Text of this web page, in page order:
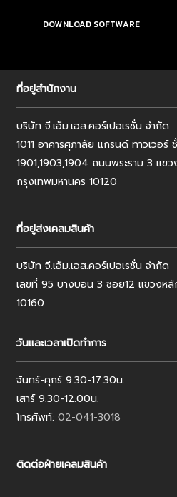
DOWNLOAD SOFTWARE
ที่อยู่สำนักงาน
บริษัท จี.เอ็ม.เอส.คอร์เปอเรชั่น จำกัด
1011 อาคารศุภาลัย แกรนด์ ทาวเวอร์
1901,1903,1904 ถนนพระราม 3 แข
กรุงเทพมหานคร 10120
ที่อยู่ส่งเคลมสินค้า
บริษัท จี.เอ็ม.เอส.คอร์เปอเรชั่น จำกัด
เลขที่ 95 บางบอน 3 ซอย12 แขวงห
10160
วันและเวลาเปิดทำการ
จันทร์-ศุกร์ 9.30-17.30น.
เสาร์ 9.30-12.00น.
โทรศัพท์: 02-041-3018
ติดต่อฝ่ายเคลมสินค้า